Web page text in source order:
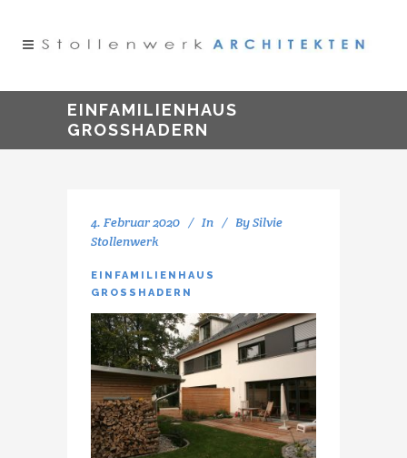
EINFAMILIENHAUS
GROSSHADERN
4. Februar 2020 In BySilvie
Stollenwerk
EINFAMILIENHAUS
GROSSHADERN